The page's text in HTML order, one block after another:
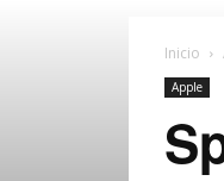
Inicio
Apple